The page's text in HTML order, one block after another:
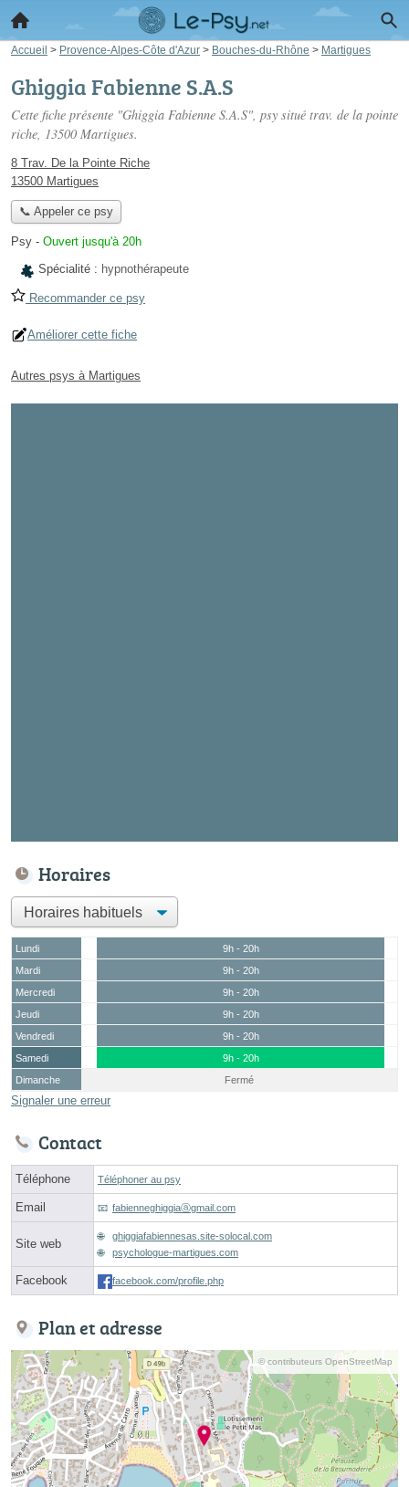
Accueil > Provence-Alpes-Côte d'Azur > Bouches-du-Rhône > Martigues
Ghiggia Fabienne S.A.S
Cette fiche présente "Ghiggia Fabienne S.A.S", psy situé trav. de la pointe
riche, 13500 Martigues.
8 Trav. De la Pointe Riche
13500 Martigues
📞 Appeler ce psy
Psy - Ouvert jusqu'à 20h
Spécialité : hypnothérapeute
Recommander ce psy
Améliorer cette fiche
Autres psys à Martigues
Horaires
Lundi
9h - 20h
Mardi
9h - 20h
Mercredi
9h - 20h
Jeudi
9h - 20h
Vendredi
9h - 20h
Samedi
9h - 20h
Dimanche
Fermé
Signaler une erreur
Contact
Téléphone Téléphoner au psy
Email fabienneghiggiaⓐgmail.com
Site web
ghiggiafabiennesas.site-solocal.com
psychologue-martigues.com
Facebook facebook.com/profile.php
Plan et adresse
© contributeurs OpenStreetMap